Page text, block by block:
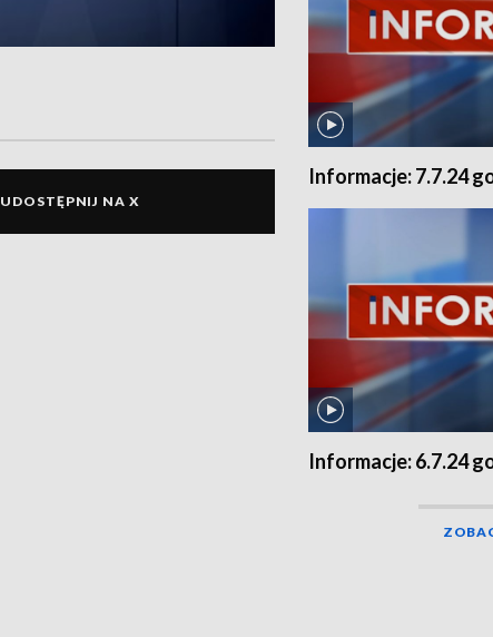
UDOSTĘPNIJ NA X
Informacje: 7.7.24
Informacje: 6.7.24